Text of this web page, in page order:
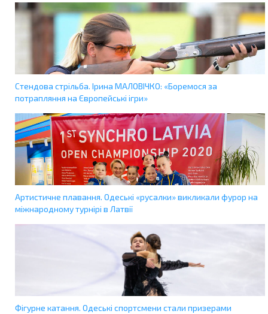
Cтендова стрільба. Ірина МАЛОВІЧКО: «Боремося за
потрапляння на Європейські ігри»
Артистичне плавання. Одеські «русалки» викликали фурор на
міжнародному турнірі в Латвії
Фігурне катання. Одеські спортсмени стали призерами